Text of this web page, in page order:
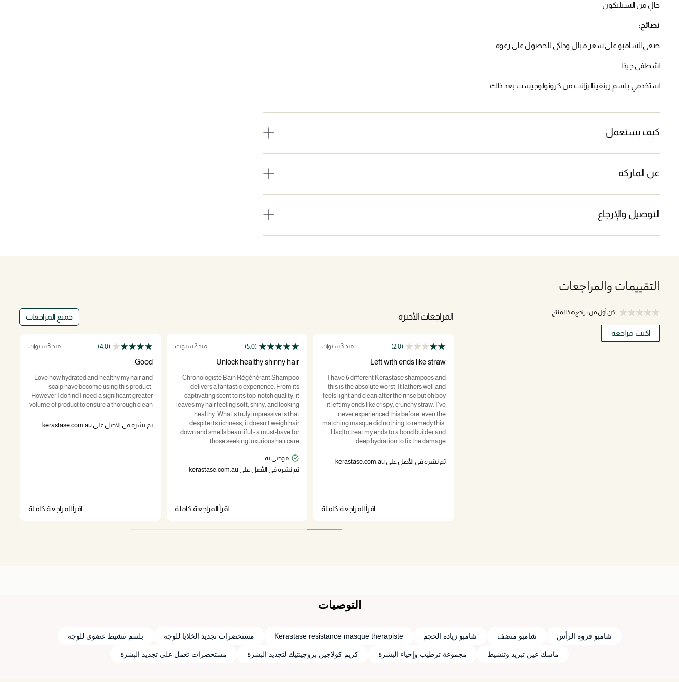
خالٍ من السيليكون
نصائح:
ضعي الشامبو على شعر مبلل ودلكي للحصول على رغوة.
اشطفي جيدًا.
استخدمي بلسم رينفيتاليزانت من كرونولوجيست بعد ذلك.
كيف يستعمل
عن الماركة
التوصيل والإرجاع
التقييمات والمراجعات
كن أول من يراجع هذا المنتج
اكتب مراجعة
المراجعات الأخيرة جميع المراجعات
(2.0) منذ 3 سنوات
Left with ends like straw
I have 6 different Kerastase shampoos and
this is the absolute worst. It lathers well and
feels light and clean after the rinse but oh boy
it left my ends like crispy, crunchy straw. I've
never experienced this before, even the
matching masque did nothing to remedy this.
Had to treat my ends to a bond builder and
deep hydration to fix the damage.
تم نشره في الأصل على kerastase.com.au
اقرأ المراجعة كاملة
(5.0) منذ 2 سنوات
Unlock healthy shinny hair
Chronologiste Bain Régénérant Shampoo
delivers a fantastic experience. From its
captivating scent to its top-notch quality, it
leaves my hair feeling soft, shiny, and looking
healthy. What's truly impressive is that
despite its richness, it doesn't weigh hair
down and smells beautiful - a must-have for
those seeking luxurious hair care.
موصى به
تم نشره في الأصل على kerastase.com.au
اقرأ المراجعة كاملة
(4.0) منذ 3 سنوات
Good
Love how hydrated and healthy my hair and
scalp have become using this product.
However I do find I need a significant greater
volume of product to ensure a thorough clean
تم نشره في الأصل على kerastase.com.au
اقرأ المراجعة كاملة
التوصيات
شامبو فروة الرأس شامبو منضف شامبو زيادة الحجم Kerastase resistance masque therapiste مستحضرات تجديد الخلايا للوجه بلسم تنشيط عضوي للوجه
ماسك عين تبريد وتنشيط مجموعة ترطيب وإحياء البشرة كريم كولاجين بروجينتيك لتجديد البشرة مستحضرات تعمل على تجديد البشرة